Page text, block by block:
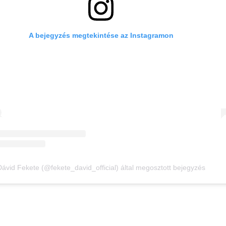
A bejegyzés megtekintése az Instagramon
Fekete (@fekete_david_official) által megosztott bejegyzés